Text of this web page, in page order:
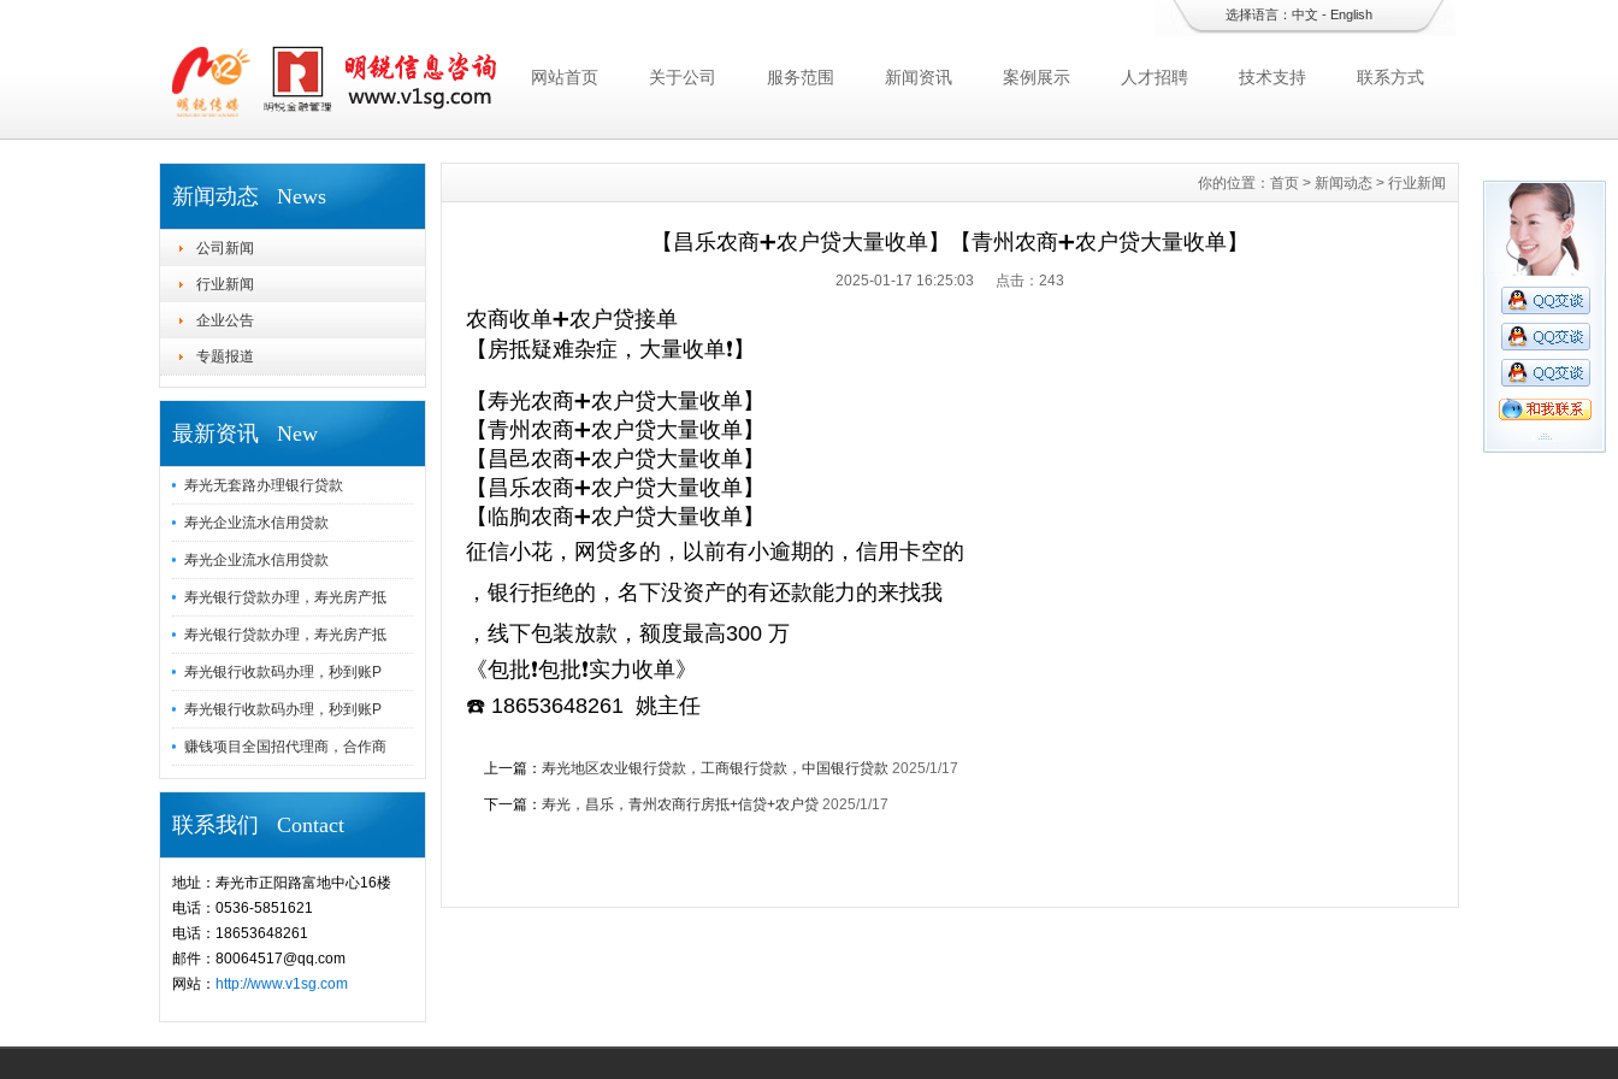
选择语言： 中文- English
网站首页 关于公司 服务范围 新闻资讯 案例展示 人才招聘 技术支持 联系方式
新闻动态 News
公司新闻
行业新闻
企业公告
专题报道
最新资讯 New
寿光无套路办理银行贷款
寿光企业流水信用贷款
寿光企业流水信用贷款
寿光银行贷款办理，寿光房产抵
寿光银行贷款办理，寿光房产抵
寿光银行收款码办理，秒到账P
寿光银行收款码办理，秒到账P
赚钱项目全国招代理商，合作商
联系我们 Contact
地址：寿光市正阳路富地中心16楼
电话：0536-5851621
电话：18653648261
邮件：80064517@qq.com
网站： http://www.v1sg.com
你的位置： 首页 > 新闻动态 > 行业新闻
【昌乐农商➕农户贷大量收单】【青州农商➕农户贷大量收单】
2025-01-17 16:25:03 点击： 243
农商收单➕农户贷接单
【房抵疑难杂症，大量收单❗】
【寿光农商➕农户贷大量收单】
【青州农商➕农户贷大量收单】
【昌邑农商➕农户贷大量收单】
【昌乐农商➕农户贷大量收单】
【临朐农商➕农户贷大量收单】
征信小花，网贷多的，以前有小逾期的，信用卡空的
，银行拒绝的，名下没资产的有还款能力的来找我
，线下包装放款，额度最高300 万
《包批❗包批❗实力收单》
☎️ 18653648261 姚主任
上一篇： 寿光地区农业银行贷款，工商银行贷款，中国银行贷款 2025/1/17
下一篇： 寿光，昌乐，青州农商行房抵+信贷+农户贷 2025/1/17